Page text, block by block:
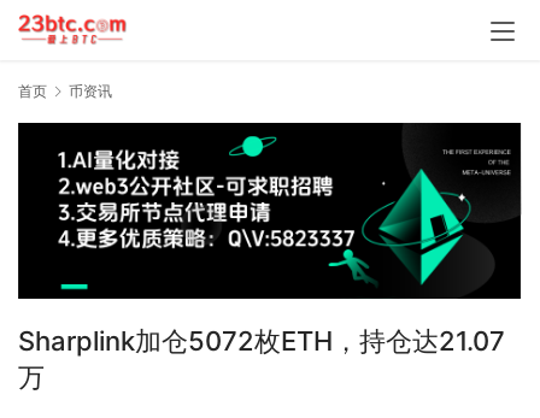
首页 币资讯
Sharplink加仓5072枚ETH，持仓达21.07
万